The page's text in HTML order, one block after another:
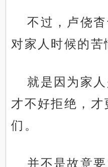
不过，卢侥
对家人时候的苦
就是因为家
才不好拒绝，才
们。
并不是故意